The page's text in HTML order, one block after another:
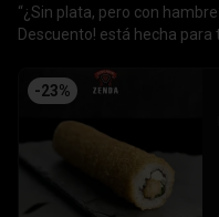
“¿Sin plata, pero con
Descuento! está hecha para
-23%